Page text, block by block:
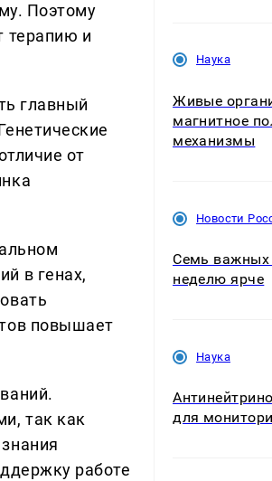
Поэтому
терапию и
главный
от
в генах,
повышает
так как
работе
Наука
Живые
магнитное
механизмы
Новости
Семь важных
неделю ярче
Наука
для